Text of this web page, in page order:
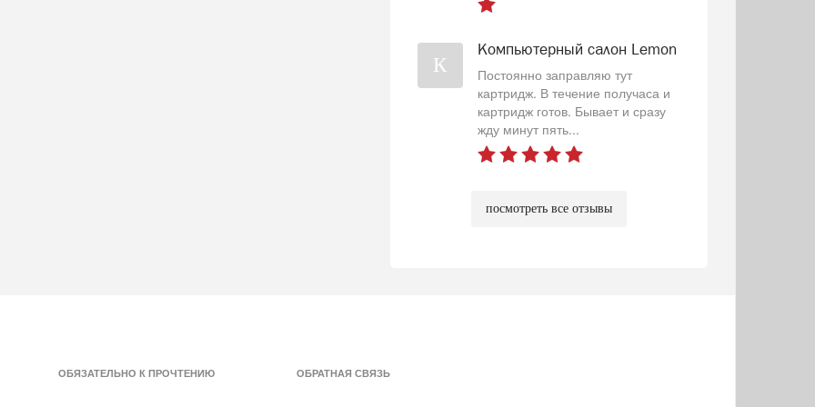
К
Компьютерный салон Lemon
Постоянно заправляю тут
картридж. В течение получаса и
картридж готов. Бывает и сразу
жду минут пять...
посмотреть все отзывы
ОБЯЗАТЕЛЬНО К ПРОЧТЕНИЮ ОБРАТНАЯ СВЯЗЬ